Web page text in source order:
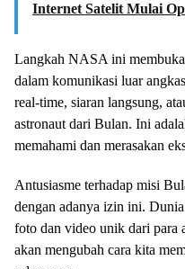
Internet Satelit Mulai
Langkah NASA ini
dalam komunikasi luar
real-time, siaran langsung,
astronaut dari Bulan. Ini
memahami dan merasakan
Antusiasme terhadap misi
dengan adanya izin ini.
foto dan video unik dari para
akan mengubah cara kita